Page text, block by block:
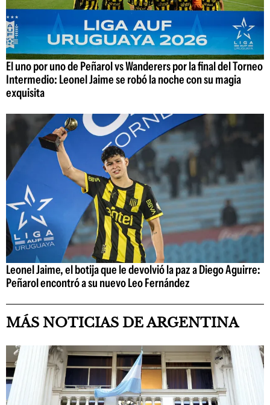
El uno por uno de Peñarol vs Wanderers por la final del Torneo
Intermedio: Leonel Jaime se robó la noche con su magia
exquisita
Leonel Jaime, el botija que le devolvió la paz a Diego Aguirre:
Peñarol encontró a su nuevo Leo Fernández
MÁS NOTICIAS DE ARGENTINA